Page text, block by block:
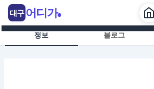
츠
정보 블로그
대구 어디가